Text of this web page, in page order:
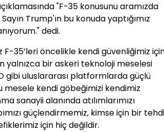
"F-35 konusunu aramızda
Trump'ın bu konuda yaptığımız
dedi.
F-35’leri öncelikle kendi güvenliğimiz
yalnızca bir askeri teknoloji meselesi
gibi uluslararası platformlarda güçlü
mesele kendi göbeğimizi kendimiz
sanayii alanında atılımlarımızı
güçlendirmemiz, kimse için bir
için hiç değildir.